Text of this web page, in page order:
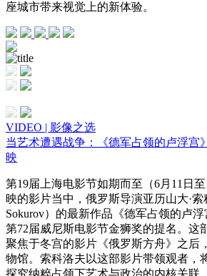
座城市带来视觉上的新体验。
VIDEO | 影像之选
当艺术遭遇战争：《德军占领的卢浮宫
映
第19届上海电影节如期而至（6月11日
映的影片当中，俄罗斯导演亚历山大·索
Sokurov）的最新作品《德军占领的卢
第72届威尼斯电影节金狮奖的提名。这
聚焦于冬宫的影片《俄罗斯方舟》之后
物馆。索科洛夫以这部影片带领观者，